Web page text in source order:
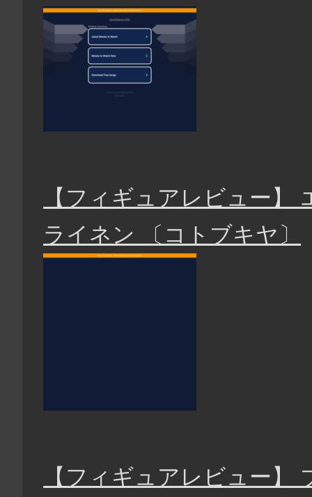
【フィギュアレビュー】
ライネン 〔コトブキヤ〕
【フィギュアレビュー